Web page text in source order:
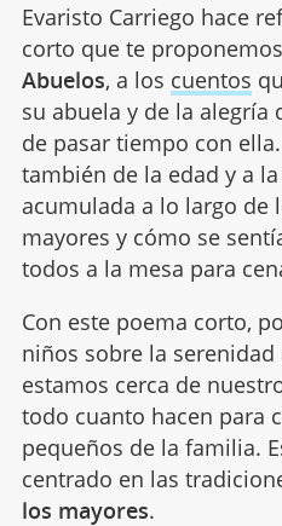
Evaristo Carriego hace
corto que te
Abuelos, a los cuentos
su abuela y de la alegría
de pasar tiempo con
también de la edad y a
acumulada a lo largo de
mayores y cómo se
todos a la mesa para
Con este poema corto,
niños sobre la
estamos cerca de
todo cuanto hacen para
pequeños de la familia.
centrado en las
los mayores.